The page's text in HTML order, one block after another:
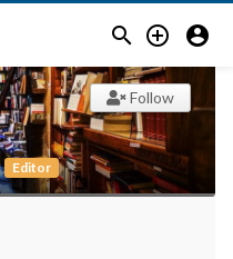
  
Editor
Follow